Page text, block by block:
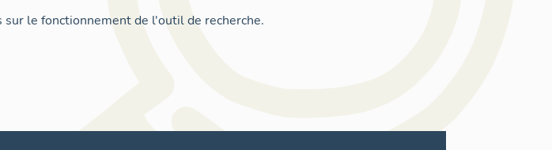
le fonctionnement de l'outil de recherche.